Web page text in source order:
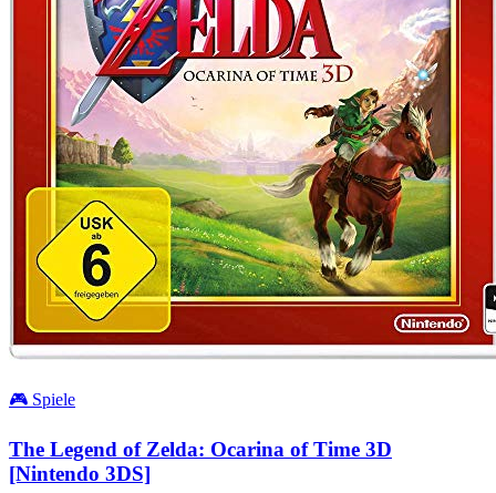
🎮 Spiele
The Legend of Zelda: Ocarina of Time 3D
[Nintendo 3DS]